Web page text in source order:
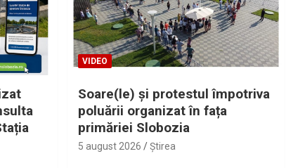
VIDEO
Soare(le) și protestul împotriva
poluării organizat în fața
primăriei Slobozia
5 august 2026 Ştirea